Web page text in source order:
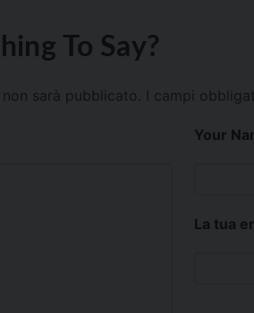
To Say?
sarà pubblicato. I campi
Your
La tua